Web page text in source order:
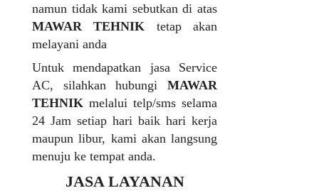
namun tidak kami sebutkan di atas
MAWAR TEHNIK tetap akan
melayani anda
Untuk mendapatkan jasa Service
AC, silahkan hubungi MAWAR
TEHNIK melalui telp/sms selama
24 Jam setiap hari baik hari kerja
maupun libur, kami akan langsung
menuju ke tempat anda.
JASA LAYANAN